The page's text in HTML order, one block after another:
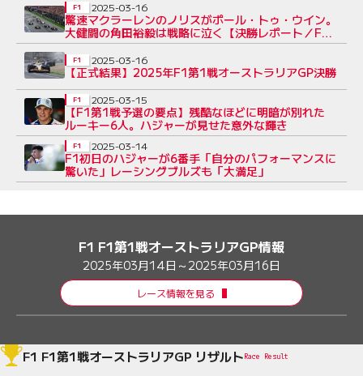
驚速マクラーレンのノリスがポール・トゥ・ウイン。
大健闘の角田裕毅は戦略に泣く【決勝レポート／F1
第1戦】
F1 2025-03-16
【正式結果】2025年F1第1戦オーストラリアGP決勝
F1 2025-03-16
【F1第1戦予選の要点】残酷なほどに明暗が別れた
ルーキー6人。ハジャーが見せた意外な輝き
F1 2025-03-15
F1初日のハジャーが6番手「自分のパフォーマンスに
驚いた」レーシングブルズも「大満足」
F1 2025-03-14
F1 F1第1戦オーストラリアGP情報
2025年03月14日～2025年03月16日
レース情報を見る
F1 F1第1戦オーストラリアGP リザルトRace Result